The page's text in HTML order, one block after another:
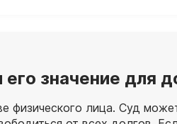
его значение для
физического лица. Суд